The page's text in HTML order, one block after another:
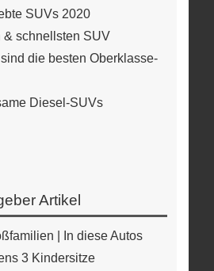
SUVs 2020
& schnellsten SUV
die besten Oberklasse-
Diesel-SUVs
Artikel
| In diese Autos
3 Kindersitze